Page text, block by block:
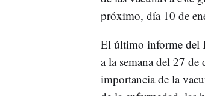
próximo, día 10 de
El último informe del
a la semana del 27
importancia de la